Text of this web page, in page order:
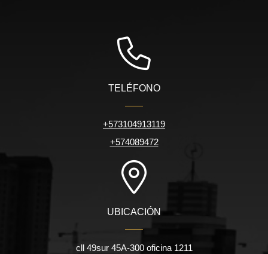
TELÉFONO
+573104913119
+574089472
UBICACIÓN
cll 49sur 45A-300 oficina 1211